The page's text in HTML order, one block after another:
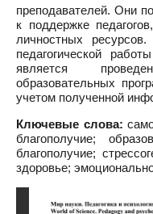
преподавателей. Они
к поддержке
личностных
педагогической
является
образовательных
учетом полученной
Ключевые слова:
благополучие;
благополучие;
здоровье;